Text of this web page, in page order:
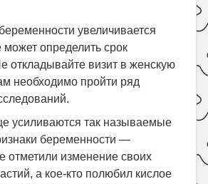
увеличивается
может определить срок
откладывайте визит в женскую
необходимо пройти ряд
усиливаются так называемые
беременности —
отметили изменение своих
а кое-кто полюбил кислое